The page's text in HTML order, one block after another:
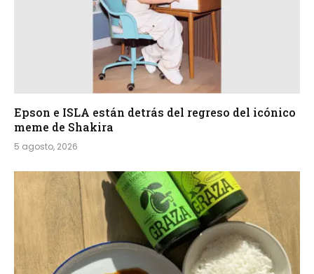
Epson e ISLA están detrás del regreso del icónico
meme de Shakira
5 agosto, 2026